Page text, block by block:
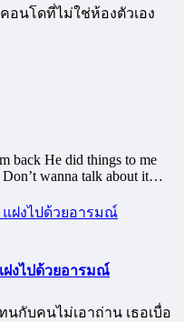
อนโดที่ไม่ใช่ห้องตัวเอง
back He did things to me
Don’t wanna talk about it…
ฝงไปด้วยอารมณ์
นกับคนไม่เอาถ่าน เธอเบื่อ